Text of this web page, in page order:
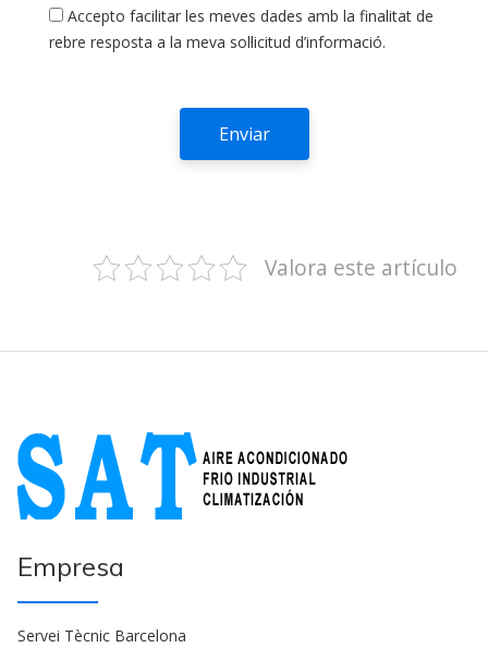
Accepto facilitar les meves dades amb la finalitat de
rebre resposta a la meva sol·licitud d’informació.
Valora este artículo
Empresa
Servei Tècnic Barcelona